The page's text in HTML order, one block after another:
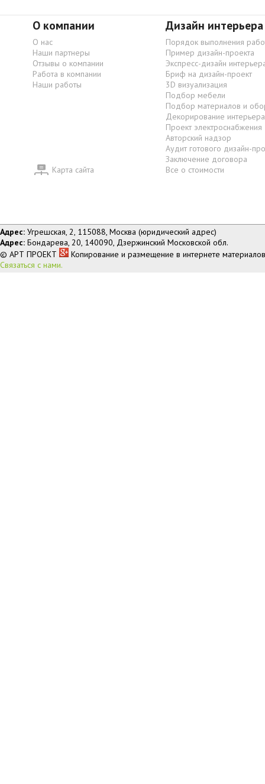
О компании
О нас
Наши партнеры
Отзывы о компании
Работа в компании
Наши работы
Карта сайта
Дизайн интерьера
Порядок выполнения
Пример дизайн-проекта
Экспресс-дизайн
Бриф на дизайн-проект
3D визуализация
Подбор мебели
Подбор материалов и
Декорирование интерьера
Проект электроснабжения
Авторский надзор
Аудит готового дизайн-
Заключение договора
Все о стоимости
Адрес: Угрешская, 2, 115088, Москва (юридический адрес)
Адрес: Бондарева, 20, 140090, Дзержинский Московской обл.
© АРТ ПРОЕКТ
Копирование и размещение в интернете
Связаться с нами.